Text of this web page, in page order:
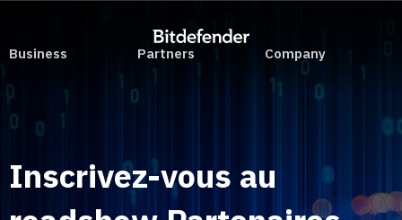
Business Partners Company
Inscrivez-vous au